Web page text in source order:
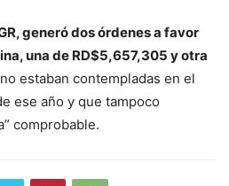
generó dos órdenes a favor
una de RD$5,657,305 y otra
estaban contempladas en el
ese año y que tampoco
comprobable.